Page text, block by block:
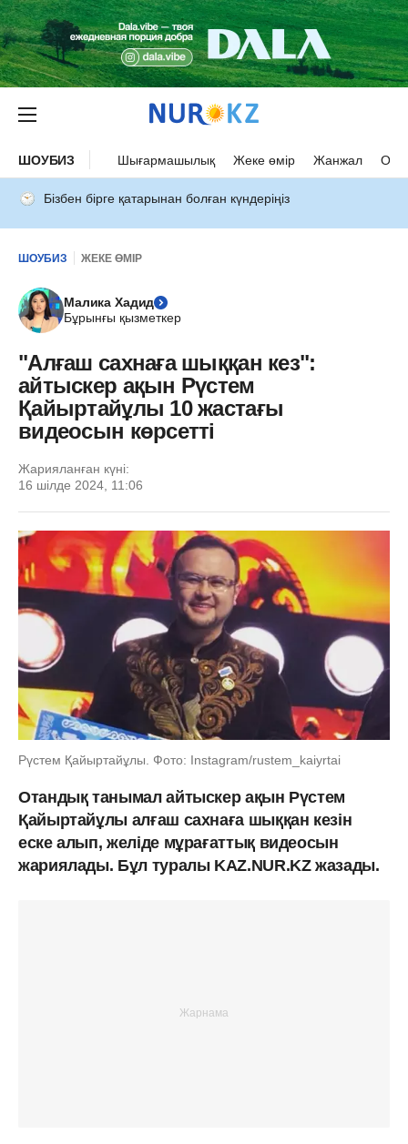
ШОУБИЗ Шығармашылық Жеке өмір Жанжал
Бізбен бірге қатарынан болған күндеріңіз
ШОУБИЗ ЖЕКЕ ӨМІР
Малика Хадид
Бұрынғы қызметкер
"Алғаш сахнаға шыққан кез":
айтыскер ақын Рүстем
Қайыртайұлы 10 жастағы
видеосын көрсетті
Жарияланған күні:
16 шілде 2024, 11:06
Рүстем Қайыртайұлы. Фото: Instagram/rustem_kaiyrtai
Отандық танымал айтыскер ақын Рүстем
Қайыртайұлы алғаш сахнаға шыққан кезін
еске алып, желіде мұрағаттық видеосын
жариялады. Бұл туралы KAZ.NUR.KZ жазады.